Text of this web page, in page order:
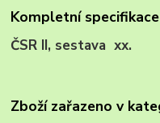
Kompletní specifikace
ČSR II, sestava
Zboží zařazeno v